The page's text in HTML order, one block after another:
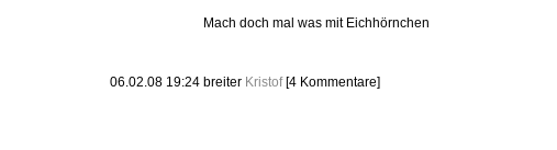
Mach doch mal was mit Eichhörnchen
06.02.08 19:24 breiter Kristof [4 Kommentare]